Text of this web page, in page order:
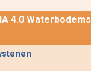
4.0 Waterbodems